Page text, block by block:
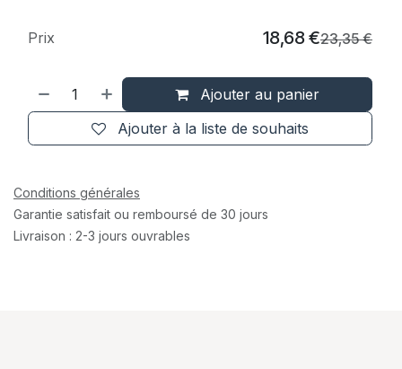
Ajouter au panier
Ajouter à la liste de souhaits
Prix 18,68€23,35€
Conditions générales
Garantie satisfait ou remboursé de 30 jours
Livraison : 2-3 jours ouvrables